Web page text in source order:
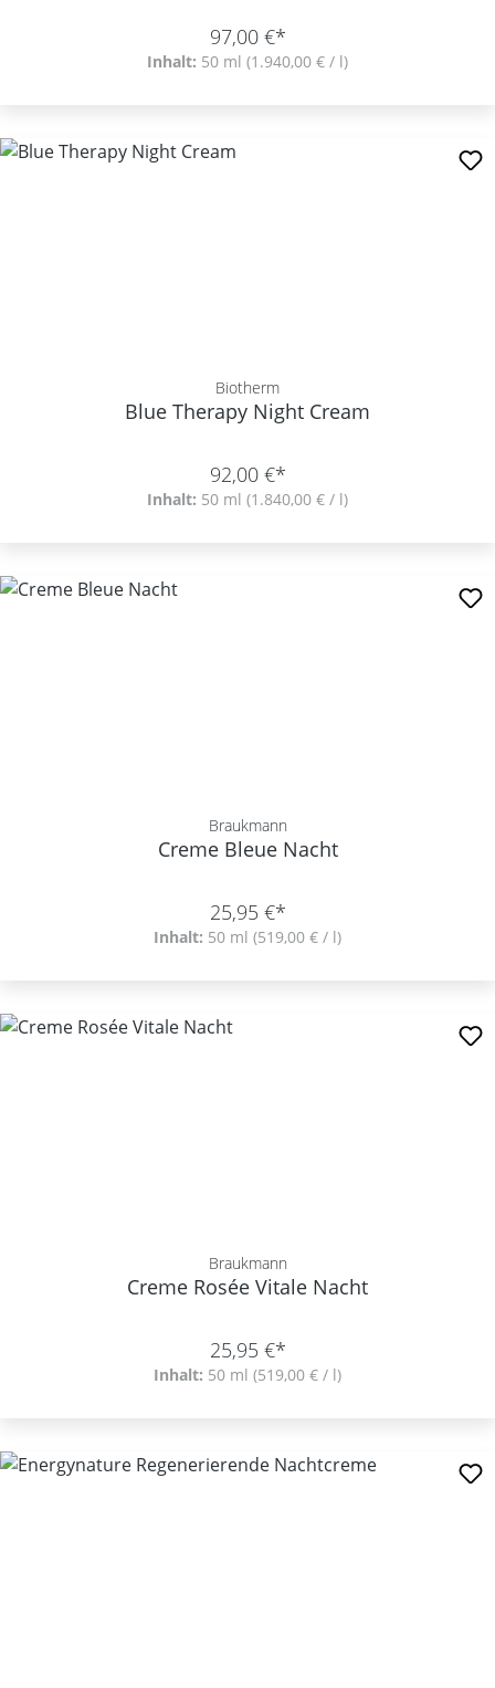
97,00 €*
Inhalt: 50 ml (1.940,00 € / l)
Biotherm
Blue Therapy Night Cream
92,00 €*
Inhalt: 50 ml (1.840,00 € / l)
Braukmann
Creme Bleue Nacht
25,95 €*
Inhalt: 50 ml (519,00 € / l)
Braukmann
Creme Rosée Vitale Nacht
25,95 €*
Inhalt: 50 ml (519,00 € / l)